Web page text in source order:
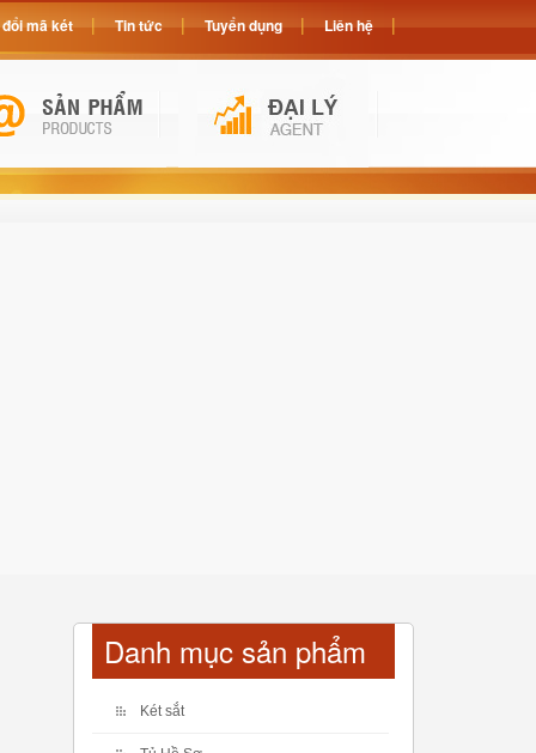
Danh mục sản phẩm
Két sắt
mã két Tin tức Tuyển dụng Liên hệ